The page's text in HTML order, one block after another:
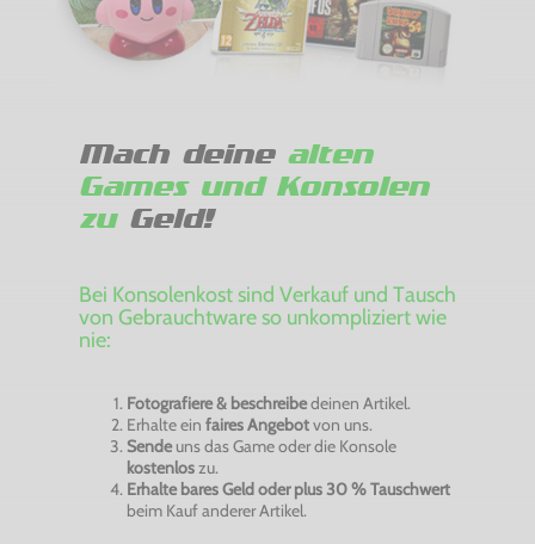
Mach deine alten
Games und Konsolen
zuGeld!
Bei Konsolenkost sind Verkauf und Tausch
von Gebrauchtware so unkompliziert wie
nie:
Fotografiere & beschreibedeinen Artikel.
Erhalte ein faires Angebotvon uns.
Sendeuns das Game oder die Konsole
kostenloszu.
Erhalte bares Geld oder plus 30 % Tauschwert
beim Kauf anderer Artikel.